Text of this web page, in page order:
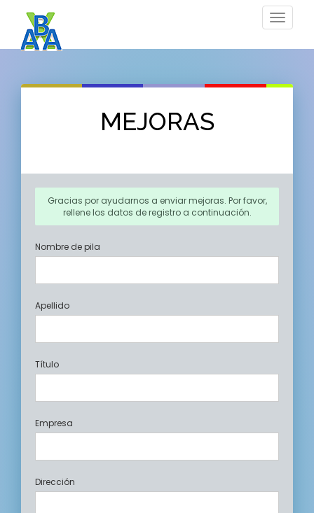
Toggle
MEJORAS
Gracias por ayudarnos a enviar mejoras. Por favor,
rellene los datos de registro a continuación.
Nombre de pila
Apellido
Título
Empresa
Dirección